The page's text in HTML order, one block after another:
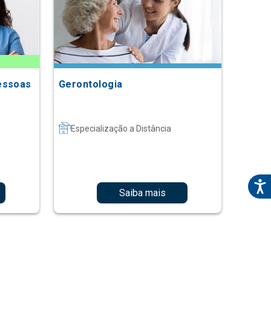
Gerontologia
Especialização a Distância
Saiba mais